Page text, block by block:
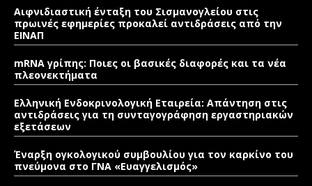
Αιφνιδιαστική ένταξη του Σισμανογλείου στις
πρωινές εφημερίες προκαλεί αντιδράσεις από την
ΕΙΝΑΠ
mRNA γρίπης: Ποιες οι βασικές διαφορές και τα νέα
πλεονεκτήματα
Ελληνική Ενδοκρινολογική Εταιρεία: Απάντηση στις
αντιδράσεις για τη συνταγογράφηση εργαστηριακών
εξετάσεων
Έναρξη ογκολογικού συμβουλίου για τον καρκίνο του
πνεύμονα στο ΓΝΑ «Ευαγγελισμός»